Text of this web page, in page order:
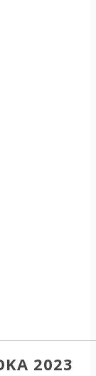
2023